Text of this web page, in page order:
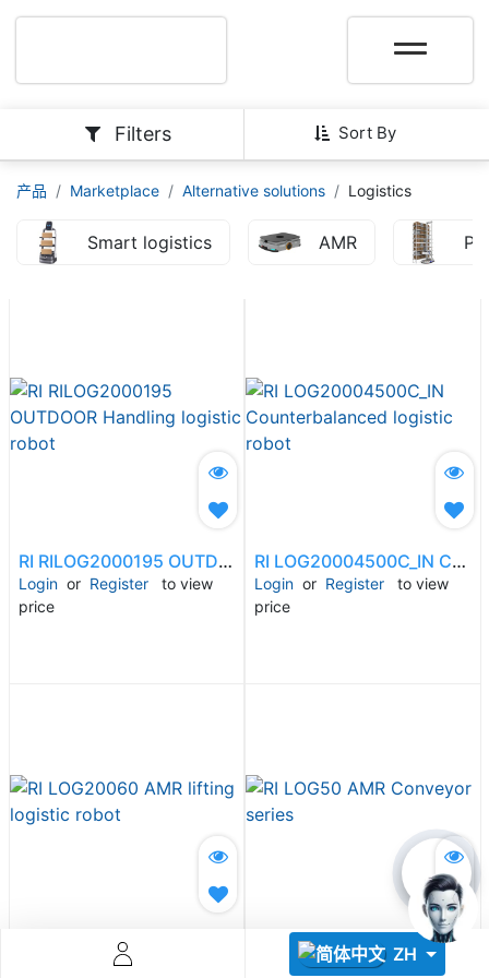
ZH
Sort By
Filters
产品 Marketplace Alternative solutions Logistics
Smart logistics AMR
RI RILOG2000195 OUTDOOR Handling logistic robot
Loginor Register
to view
price
RI LOG20004500C_IN Counterbalanced logistic robot
Login or Register
to view
price
Register
RI LOG50 AMR Conveyor series
orRegister
soluție
Scalabil de la 1 robot la zeci de unități
Află mai mult